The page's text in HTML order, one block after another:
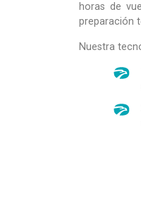
horas de
preparación
Nuestra